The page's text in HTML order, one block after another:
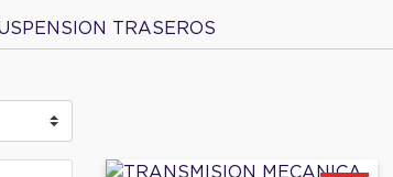
TRASEROS